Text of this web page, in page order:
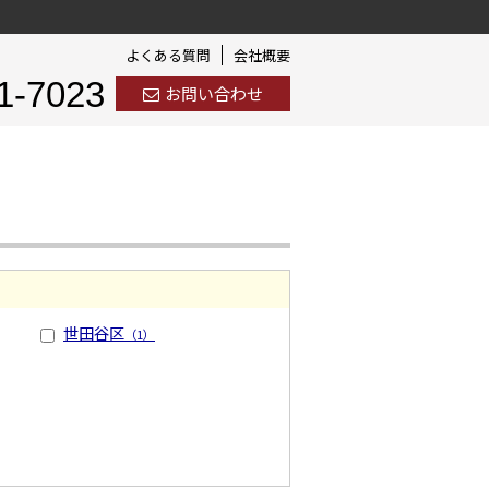
よくある質問 会社概要
お問い合わせ
7023
世田谷区 （1）